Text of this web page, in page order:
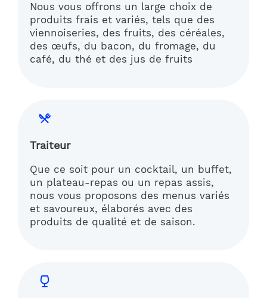
Nous vous offrons un large choix de
produits frais et variés, tels que des
viennoiseries, des fruits, des céréales,
des œufs, du bacon, du fromage, du
café, du thé et des jus de fruits
Traiteur
Que ce soit pour un cocktail, un buffet,
un plateau-repas ou un repas assis,
nous vous proposons des menus variés
et savoureux, élaborés avec des
produits de qualité et de saison.